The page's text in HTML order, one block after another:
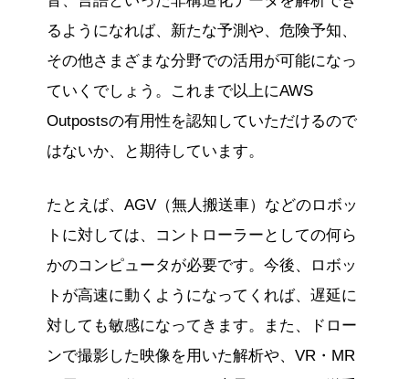
るようになれば、新たな予測や、危険予知、
その他さまざまな分野での活用が可能になっ
ていくでしょう。これまで以上にAWS
Outpostsの有用性を認知していただけるので
はないか、と期待しています。
たとえば、AGV（無人搬送車）などのロボッ
トに対しては、コントローラーとしての何ら
かのコンピュータが必要です。今後、ロボッ
トが高速に動くようになってくれば、遅延に
対しても敏感になってきます。また、ドロー
ンで撮影した映像を用いた解析や、VR・MR